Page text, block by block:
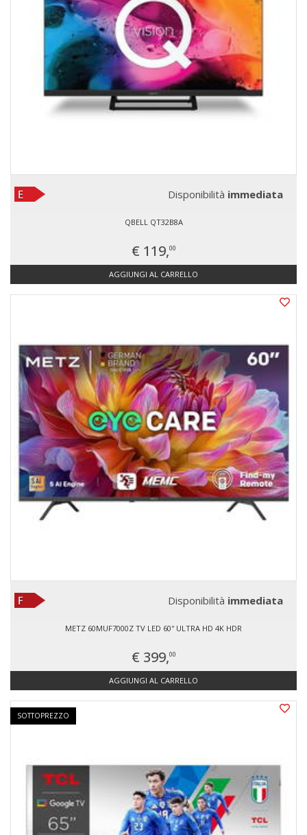
Disponibilità immediata
QBELL QT32B8A
€ 119,00
AGGIUNGI AL CARRELLO
Disponibilità immediata
METZ 60MUF7000Z TV LED 60'' ULTRA HD 4K HDR
€ 399,00
AGGIUNGI AL CARRELLO
SOTTOPREZZO